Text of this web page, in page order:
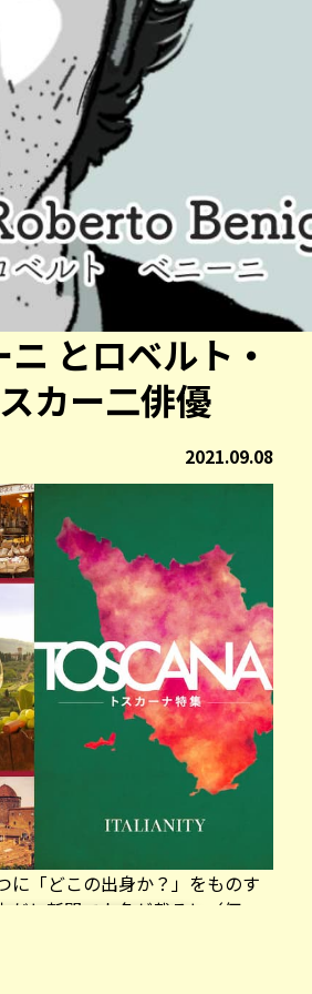
とロベルト・
カー二俳優
2021.09.08
に「どこの出身か？」をものす
だと新聞で人名が載ると（何